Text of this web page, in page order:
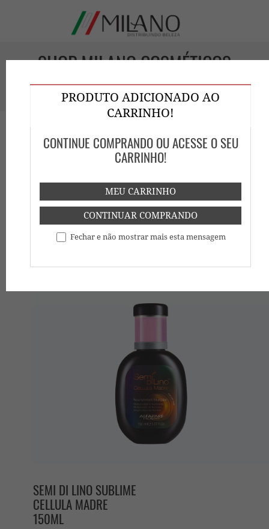
SHOP MILANO COSMÉTICOS
GOIÁS
HOME SHOP
Buscar:
SEMI DI LINO SUBLIME
CELLULA MADRE
150ML
PRODUTO ADICIONADO AO
CARRINHO!
CONTINUE COMPRANDO OU ACESSE O SEU
CARRINHO!
MEU CARRINHO
CONTINUAR COMPRANDO
Fechar e não mostrar mais esta mensagem